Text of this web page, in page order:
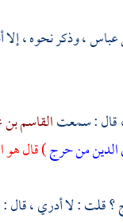
عباس، وذكر نحوه ، إلا
قال : سمعتالقاسم
من حرج) قال هو
؟ قلت : لا أدري ، قال :